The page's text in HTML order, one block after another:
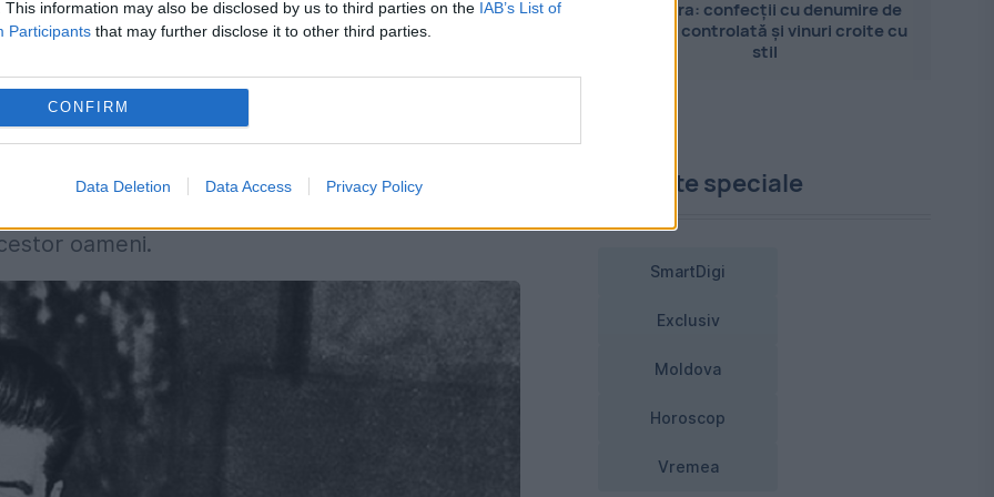
This information may also be disclosed by us to third parties on the IAB’s List of
Participants that may further disclose it to other third parties.
CONFIRM
Data Deletion Data Access Privacy Policy
pentru că alegerile în Adunarea
câștigate de partide socialiste. Bolșevicii au
1917. După dizolvarea ilegală a Adunării
Petersburg au fost înecate în
protest în spațiul fostului imperiu sovietic și
oameni.
Pandora: confecții cu denumire de
origine controlată și vinuri croite cu
stil
Proiecte speciale
SmartDigi
Exclusiv
Moldova
Horoscop
Vremea